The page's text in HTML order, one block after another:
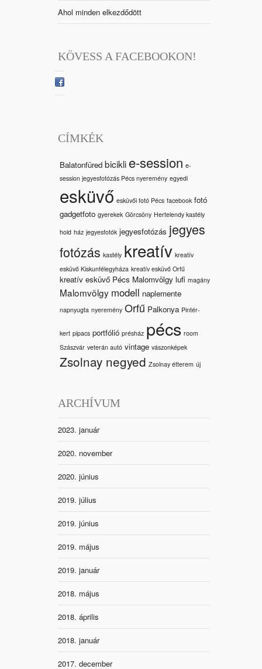
Ahol minden elkezdődött
KÖVESS A FACEBOOKON!
CÍMKÉK
Balatonfüred bicikli e-session e-
session jegyesfotózás Pécs nyeremény egyedi
esküvő esküvői fotó Pécs facebook fotó
gadgetfoto gyerekek Görcsöny Hertelendy kastély
hold ház jegyesfotók jegyesfotózás jegyes
fotózás kastély kreatív kreatív
esküvő Kiskunfélegyháza kreatív esküvő Orfű
kreatív esküvő Pécs Malomvölgy lufi magány
Malomvölgy modell naplemente
napnyugta nyeremény Orfű Palkonya Pintér-
kert pipacs portfólió présház pécs room
Szászvár veterán autó vintage vászonképek
Zsolnay negyed Zsolnay étterem új
ARCHÍVUM
2023. január
2020. november
2020. június
2019. július
2019. június
2019. május
2019. január
2018. május
2018. április
2018. január
2017. december